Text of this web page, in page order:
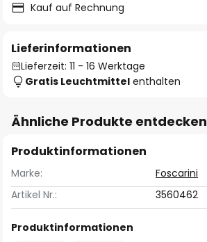
Kauf auf Rechnung
Lieferinformationen
Lieferzeit: 11 - 16 Werktage
Gratis Leuchtmittel enthalten
Ähnliche Produkte entdecken
Produktinformationen
Marke:
Foscarini
Artikel Nr.:
3560462
Produktinformationen